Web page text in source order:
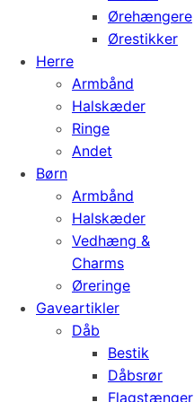
Ørehængere
Ørestikker
Herre
Armbånd
Halskæder
Ringe
Andet
Børn
Armbånd
Halskæder
Vedhæng &
Charms
Øreringe
Gaveartikler
Dåb
Bestik
Dåbsrør
Flagstænger